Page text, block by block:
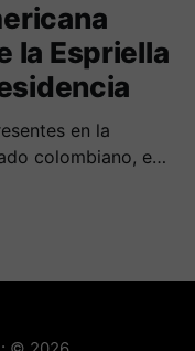
la Espriella
en la
colombiano, en